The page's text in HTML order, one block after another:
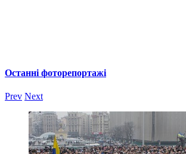
Останні фоторепортажі
Prev Next